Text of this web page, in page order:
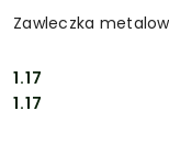
Zawleczka
Cena:
1.17
Cena:
1.17